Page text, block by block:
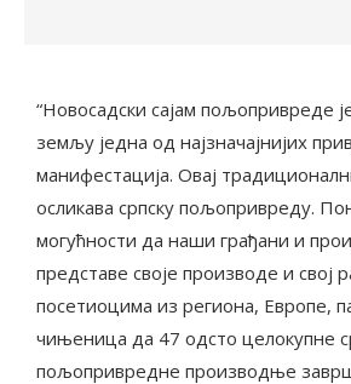
“Новосадски сајам пољопривреде
земљу једна од најзначајнијих
манифестација. Овај
осликава српску пољопривреду.
могућности да наши грађани и
представе своје производе и свој
посетиоцима из региона, Европе,
чињеница да 47 одсто целокупне
пољопривредне производње